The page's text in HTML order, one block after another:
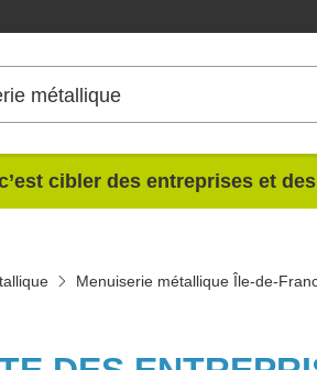
métallique
c’est cibler des entreprises et
Menuiserie métallique Île-de-